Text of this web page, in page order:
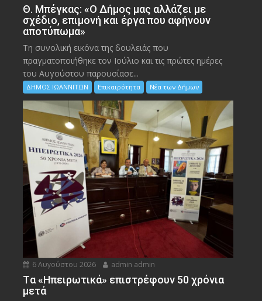
Θ. Μπέγκας: «Ο Δήμος μας αλλάζει με
σχέδιο, επιμονή και έργα που αφήνουν
αποτύπωμα»
Τη συνολική εικόνα της δουλειάς που
πραγματοποιήθηκε τον Ιούλιο και τις πρώτες ημέρες
του Αυγούστου παρουσίασε...
ΔΗΜΟΣ ΙΩΑΝΝΙΤΩΝ Επικαιρότητα Νέα των Δήμων
6 Αυγούστου 2026 admin admin
Tα «Ηπειρωτικά» επιστρέφουν 50 χρόνια
μετά